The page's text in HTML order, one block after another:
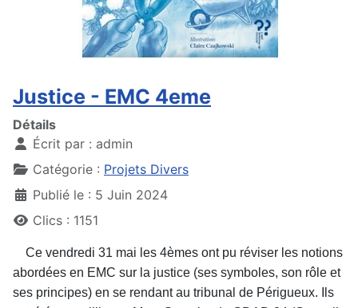
Justice - EMC 4eme
Détails
Écrit par : admin
Catégorie : Projets Divers
Publié le : 5 Juin 2024
Clics : 1151
Ce vendredi 31 mai les 4èmes ont pu réviser les notions
abordées en EMC sur la justice (ses symboles, son rôle et
ses principes) en se rendant au tribunal de Périgueux. Ils